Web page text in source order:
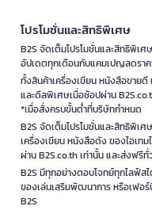
โปรโมชั่นและสิทธิพิเศษ
B2S จัดเต็มโปรโมชั่นและสิทธิพิเ
อัปเดตทุกเดือนกับแคมเปญลดรา
ทั้งสินค้าเครื่องเขียน หนังสือขาย
และดีลพิเศษเมื่อช้อปผ่าน
*เมื่อสั่งครบขั้นต่ำที่บริษัทกำหนด
B2S จัดเต็มโปรโมชั่นและสิทธิพิเ
เครื่องเขียน หนังสือดัง ของไอเ
ผ่าน B2S.co.th เท่านั้น และส่งฟรี
B2S มีทุกอย่างตอบโจทย์ทุกไลฟ์ส
ของเล่นเสริมพัฒนาการ หรือเฟอ
B2S